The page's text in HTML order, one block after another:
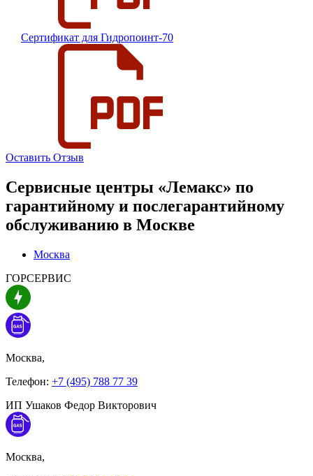
Сертификат для Гидропоинт-70
Оставить Отзыв
Сервисные центры «Лемакс» по
гарантийному и послегарантийному
обслуживанию в Москве
Москва
ГОРСЕРВИС
Москва,
Телефон: +7 (495) 788 77 39
ИП Ушаков Федор Викторович
Москва,